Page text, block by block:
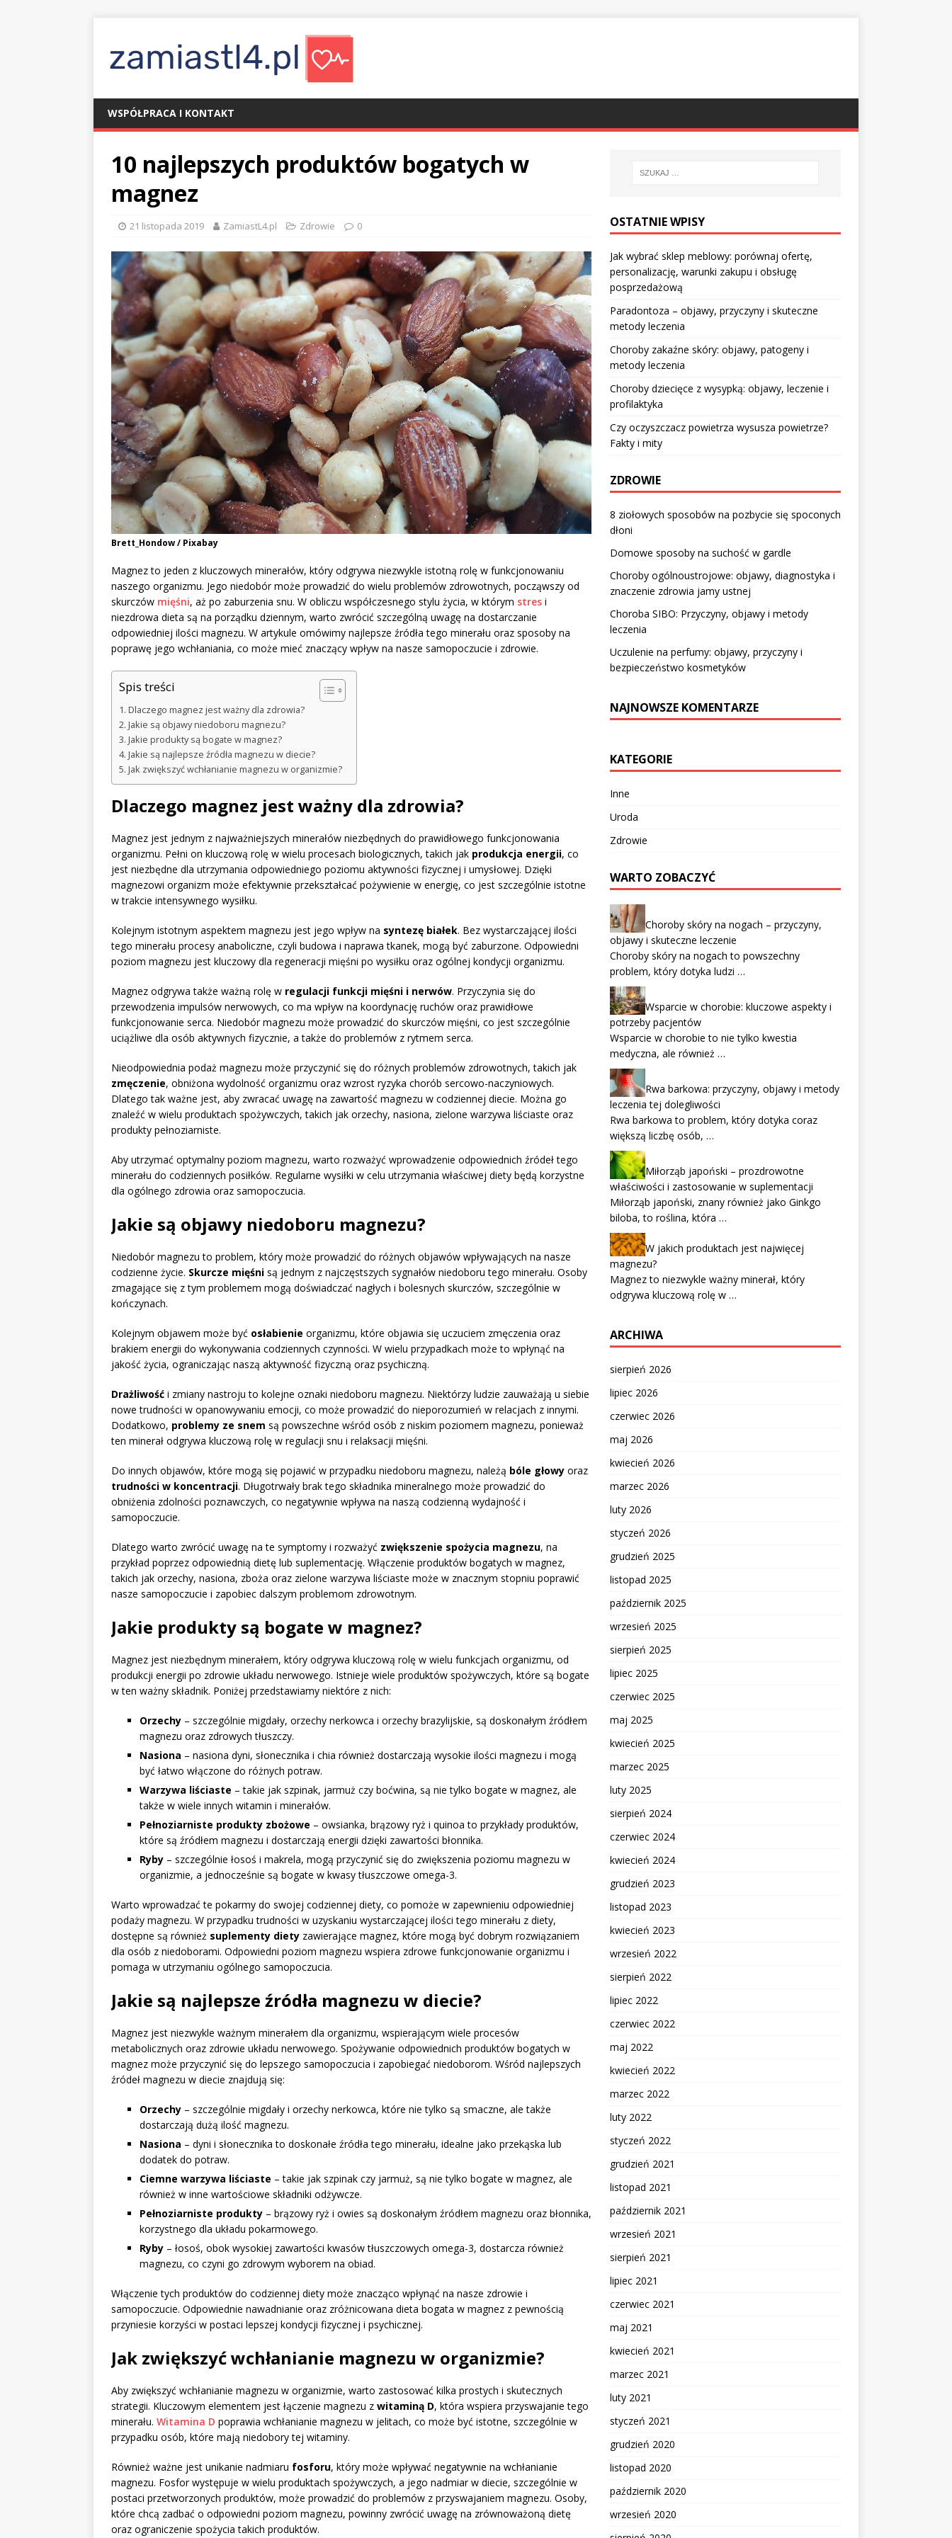
WSPÓŁPRACA I KONTAKT
10 najlepszych produktów bogatych w
magnez
21 listopada 2019 ZamiastL4.pl Zdrowie 0
Brett_Hondow / Pixabay
Magnez to jeden z kluczowych minerałów, który odgrywa niezwykle istotną rolę w funkcjonowaniu
naszego organizmu. Jego niedobór może prowadzić do wielu problemów zdrowotnych, począwszy od
skurczów mięśni, aż po zaburzenia snu. W obliczu współczesnego stylu życia, w którym stres i
niezdrowa dieta są na porządku dziennym, warto zwrócić szczególną uwagę na dostarczanie
odpowiedniej ilości magnezu. W artykule omówimy najlepsze źródła tego minerału oraz sposoby na
poprawę jego wchłaniania, co może mieć znaczący wpływ na nasze samopoczucie i zdrowie.
Spis treści
Dlaczego magnez jest ważny dla zdrowia?
Jakie są objawy niedoboru magnezu?
Jakie produkty są bogate w magnez?
Jakie są najlepsze źródła magnezu w diecie?
Jak zwiększyć wchłanianie magnezu w organizmie?
Dlaczego magnez jest ważny dla zdrowia?
Magnez jest jednym z najważniejszych minerałów niezbędnych do prawidłowego funkcjonowania
organizmu. Pełni on kluczową rolę w wielu procesach biologicznych, takich jak produkcja energii, co
jest niezbędne dla utrzymania odpowiedniego poziomu aktywności fizycznej i umysłowej. Dzięki
magnezowi organizm może efektywnie przekształcać pożywienie w energię, co jest szczególnie istotne
w trakcie intensywnego wysiłku.
Kolejnym istotnym aspektem magnezu jest jego wpływ na syntezę białek. Bez wystarczającej ilości
tego minerału procesy anaboliczne, czyli budowa i naprawa tkanek, mogą być zaburzone. Odpowiedni
poziom magnezu jest kluczowy dla regeneracji mięśni po wysiłku oraz ogólnej kondycji organizmu.
Magnez odgrywa także ważną rolę w regulacji funkcji mięśni i nerwów. Przyczynia się do
przewodzenia impulsów nerwowych, co ma wpływ na koordynację ruchów oraz prawidłowe
funkcjonowanie serca. Niedobór magnezu może prowadzić do skurczów mięśni, co jest szczególnie
uciążliwe dla osób aktywnych fizycznie, a także do problemów z rytmem serca.
Nieodpowiednia podaż magnezu może przyczynić się do różnych problemów zdrowotnych, takich jak
zmęczenie, obniżona wydolność organizmu oraz wzrost ryzyka chorób sercowo-naczyniowych.
Dlatego tak ważne jest, aby zwracać uwagę na zawartość magnezu w codziennej diecie. Można go
znaleźć w wielu produktach spożywczych, takich jak orzechy, nasiona, zielone warzywa liściaste oraz
produkty pełnoziarniste.
Aby utrzymać optymalny poziom magnezu, warto rozważyć wprowadzenie odpowiednich źródeł tego
minerału do codziennych posiłków. Regularne wysiłki w celu utrzymania właściwej diety będą korzystne
dla ogólnego zdrowia oraz samopoczucia.
Jakie są objawy niedoboru magnezu?
Niedobór magnezu to problem, który może prowadzić do różnych objawów wpływających na nasze
codzienne życie. Skurcze mięśni są jednym z najczęstszych sygnałów niedoboru tego minerału. Osoby
zmagające się z tym problemem mogą doświadczać nagłych i bolesnych skurczów, szczególnie w
kończynach.
Kolejnym objawem może być osłabienie organizmu, które objawia się uczuciem zmęczenia oraz
brakiem energii do wykonywania codziennych czynności. W wielu przypadkach może to wpłynąć na
jakość życia, ograniczając naszą aktywność fizyczną oraz psychiczną.
Drażliwość i zmiany nastroju to kolejne oznaki niedoboru magnezu. Niektórzy ludzie zauważają u siebie
nowe trudności w opanowywaniu emocji, co może prowadzić do nieporozumień w relacjach z innymi.
Dodatkowo, problemy ze snem są powszechne wśród osób z niskim poziomem magnezu, ponieważ
ten minerał odgrywa kluczową rolę w regulacji snu i relaksacji mięśni.
Do innych objawów, które mogą się pojawić w przypadku niedoboru magnezu, należą bóle głowy oraz
trudności w koncentracji. Długotrwały brak tego składnika mineralnego może prowadzić do
obniżenia zdolności poznawczych, co negatywnie wpływa na naszą codzienną wydajność i
samopoczucie.
Dlatego warto zwrócić uwagę na te symptomy i rozważyć zwiększenie spożycia magnezu, na
przykład poprzez odpowiednią dietę lub suplementację. Włączenie produktów bogatych w magnez,
takich jak orzechy, nasiona, zboża oraz zielone warzywa liściaste może w znacznym stopniu poprawić
nasze samopoczucie i zapobiec dalszym problemom zdrowotnym.
Jakie produkty są bogate w magnez?
Magnez jest niezbędnym minerałem, który odgrywa kluczową rolę w wielu funkcjach organizmu, od
produkcji energii po zdrowie układu nerwowego. Istnieje wiele produktów spożywczych, które są bogate
w ten ważny składnik. Poniżej przedstawiamy niektóre z nich:
Orzechy – szczególnie migdały, orzechy nerkowca i orzechy brazylijskie, są doskonałym źródłem
magnezu oraz zdrowych tłuszczy.
Nasiona – nasiona dyni, słonecznika i chia również dostarczają wysokie ilości magnezu i mogą
być łatwo włączone do różnych potraw.
Warzywa liściaste – takie jak szpinak, jarmuż czy boćwina, są nie tylko bogate w magnez, ale
także w wiele innych witamin i minerałów.
Pełnoziarniste produkty zbożowe – owsianka, brązowy ryż i quinoa to przykłady produktów,
które są źródłem magnezu i dostarczają energii dzięki zawartości błonnika.
Ryby – szczególnie łosoś i makrela, mogą przyczynić się do zwiększenia poziomu magnezu w
organizmie, a jednocześnie są bogate w kwasy tłuszczowe omega-3.
Warto wprowadzać te pokarmy do swojej codziennej diety, co pomoże w zapewnieniu odpowiedniej
podaży magnezu. W przypadku trudności w uzyskaniu wystarczającej ilości tego minerału z diety,
dostępne są również suplementy diety zawierające magnez, które mogą być dobrym rozwiązaniem
dla osób z niedoborami. Odpowiedni poziom magnezu wspiera zdrowe funkcjonowanie organizmu i
pomaga w utrzymaniu ogólnego samopoczucia.
Jakie są najlepsze źródła magnezu w diecie?
Magnez jest niezwykle ważnym minerałem dla organizmu, wspierającym wiele procesów
metabolicznych oraz zdrowie układu nerwowego. Spożywanie odpowiednich produktów bogatych w
magnez może przyczynić się do lepszego samopoczucia i zapobiegać niedoborom. Wśród najlepszych
źródeł magnezu w diecie znajdują się:
Orzechy – szczególnie migdały i orzechy nerkowca, które nie tylko są smaczne, ale także
dostarczają dużą ilość magnezu.
Nasiona – dyni i słonecznika to doskonałe źródła tego minerału, idealne jako przekąska lub
dodatek do potraw.
Ciemne warzywa liściaste – takie jak szpinak czy jarmuż, są nie tylko bogate w magnez, ale
również w inne wartościowe składniki odżywcze.
Pełnoziarniste produkty – brązowy ryż i owies są doskonałym źródłem magnezu oraz błonnika,
korzystnego dla układu pokarmowego.
Ryby – łosoś, obok wysokiej zawartości kwasów tłuszczowych omega-3, dostarcza również
magnezu, co czyni go zdrowym wyborem na obiad.
Włączenie tych produktów do codziennej diety może znacząco wpłynąć na nasze zdrowie i
samopoczucie. Odpowiednie nawadnianie oraz zróżnicowana dieta bogata w magnez z pewnością
przyniesie korzyści w postaci lepszej kondycji fizycznej i psychicznej.
Jak zwiększyć wchłanianie magnezu w organizmie?
Aby zwiększyć wchłanianie magnezu w organizmie, warto zastosować kilka prostych i skutecznych
strategii. Kluczowym elementem jest łączenie magnezu z witaminą D, która wspiera przyswajanie tego
minerału. Witamina D poprawia wchłanianie magnezu w jelitach, co może być istotne, szczególnie w
przypadku osób, które mają niedobory tej witaminy.
Również ważne jest unikanie nadmiaru fosforu, który może wpływać negatywnie na wchłanianie
magnezu. Fosfor występuje w wielu produktach spożywczych, a jego nadmiar w diecie, szczególnie w
postaci przetworzonych produktów, może prowadzić do problemów z przyswajaniem magnezu. Osoby,
które chcą zadbać o odpowiedni poziom magnezu, powinny zwrócić uwagę na zrównoważoną dietę
oraz ograniczenie spożycia takich produktów.
OSTATNIE WPISY
Jak wybrać sklep meblowy: porównaj ofertę,
personalizację, warunki zakupu i obsługę
posprzedażową
Paradontoza – objawy, przyczyny i skuteczne
metody leczenia
Choroby zakaźne skóry: objawy, patogeny i
metody leczenia
Choroby dziecięce z wysypką: objawy, leczenie i
profilaktyka
Czy oczyszczacz powietrza wysusza powietrze?
Fakty i mity
ZDROWIE
8 ziołowych sposobów na pozbycie się spoconych
dłoni
Domowe sposoby na suchość w gardle
Choroby ogólnoustrojowe: objawy, diagnostyka i
znaczenie zdrowia jamy ustnej
Choroba SIBO: Przyczyny, objawy i metody
leczenia
Uczulenie na perfumy: objawy, przyczyny i
bezpieczeństwo kosmetyków
NAJNOWSZE KOMENTARZE
KATEGORIE
Inne
Uroda
Zdrowie
WARTO ZOBACZYĆ
Choroby skóry na nogach – przyczyny,
objawy i skuteczne leczenie
Choroby skóry na nogach to powszechny
problem, który dotyka ludzi …
Wsparcie w chorobie: kluczowe aspekty i
potrzeby pacjentów
Wsparcie w chorobie to nie tylko kwestia
medyczna, ale również …
Rwa barkowa: przyczyny, objawy i metody
leczenia tej dolegliwości
Rwa barkowa to problem, który dotyka coraz
większą liczbę osób, …
Miłorząb japoński – prozdrowotne
właściwości i zastosowanie w suplementacji
Miłorząb japoński, znany również jako Ginkgo
biloba, to roślina, która …
W jakich produktach jest najwięcej
magnezu?
Magnez to niezwykle ważny minerał, który
odgrywa kluczową rolę w …
ARCHIWA
sierpień 2026
lipiec 2026
czerwiec 2026
maj 2026
kwiecień 2026
marzec 2026
luty 2026
styczeń 2026
grudzień 2025
listopad 2025
październik 2025
wrzesień 2025
sierpień 2025
lipiec 2025
czerwiec 2025
maj 2025
kwiecień 2025
marzec 2025
luty 2025
sierpień 2024
czerwiec 2024
kwiecień 2024
grudzień 2023
listopad 2023
kwiecień 2023
wrzesień 2022
sierpień 2022
lipiec 2022
czerwiec 2022
maj 2022
kwiecień 2022
marzec 2022
luty 2022
styczeń 2022
grudzień 2021
listopad 2021
październik 2021
wrzesień 2021
sierpień 2021
lipiec 2021
czerwiec 2021
maj 2021
kwiecień 2021
marzec 2021
luty 2021
styczeń 2021
grudzień 2020
listopad 2020
październik 2020
wrzesień 2020